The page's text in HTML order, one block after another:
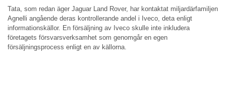
Tata, som redan äger Jaguar Land Rover, har kontaktat miljardärfamiljen
Agnelli angående deras kontrollerande andel i Iveco, deta enligt
informationskällor. En försäljning av Iveco skulle inte inkludera
företagets försvarsverksamhet som genomgår en egen
försäljningsprocess enligt en av källorna.